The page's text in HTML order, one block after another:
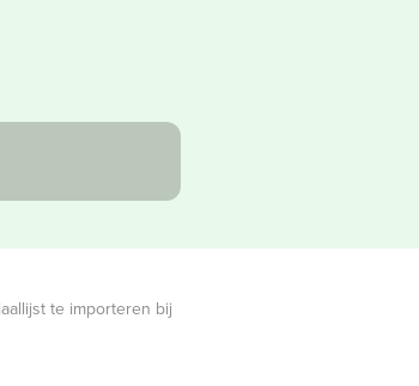
te importeren bij